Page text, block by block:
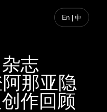
En | 中
志
那亚隐
作回顾